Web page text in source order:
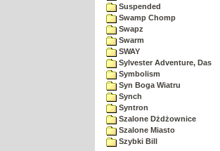
Suspended
Swamp Chomp
Swapz
Swarm
SWAY
Sylvester Adventure, Das
Symbolism
Syn Boga Wiatru
Synch
Syntron
Szalone Dżdżownice
Szalone Miasto
Szybki Bill